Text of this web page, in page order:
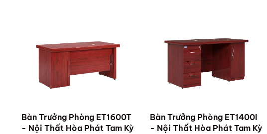
Bàn Trưởng Phòng ET1600T
- Nội Thất Hòa Phát Tam Kỳ
Bàn Trưởng Phòng ET1400I
- Nội Thất Hòa Phát Tam Kỳ